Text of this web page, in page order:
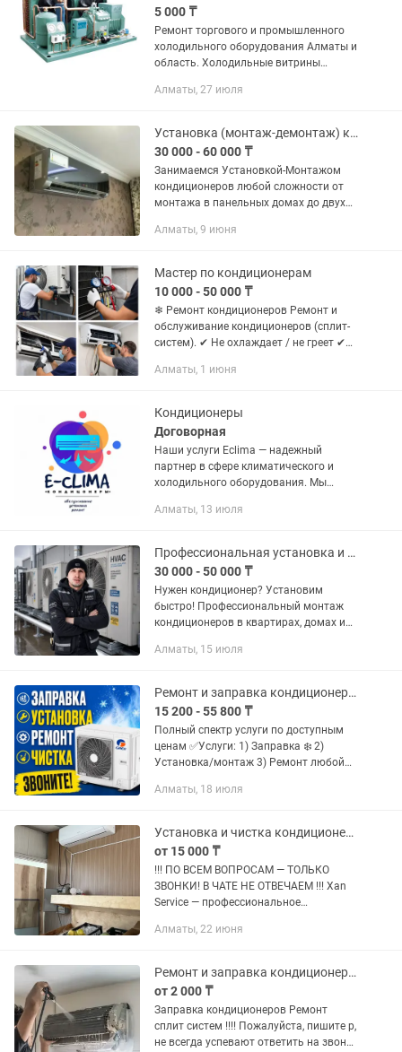
5 000 ₸
Ремонт торгового и промышленного
холодильного оборудования Алматы и
область. Холодильные витрины
пристенные, островные).
среднетемпературные...
Алматы, 27 июля
Установка (монтаж-демонтаж) кондиционера , мойка чистка заправка
30 000 - 60 000 ₸
Занимаемся Установкой-Монтажом
кондиционеров любой сложности от
монтажа в панельных домах до двух
системы . Алмазное бурение без
Алматы, 9 июня
Мастер по кондиционерам
10 000 - 50 000 ₸
❄ Ремонт кондиционеров Ремонт и
обслуживание кондиционеров (сплит-
систем). ✔ Не охлаждает / не греет ✔
профилактика ✔ Устранение шума и
Алматы, 1 июня
Кондиционеры
Договорная
Наши услуги Eclima — надежный
партнер в сфере климатического и
холодильного оборудования. Мы
продажу, профессиональный монтаж,
Алматы, 13 июля
Профессиональная установка и продажа кондиционеров в Алматы
30 000 - 50 000 ₸
Нужен кондиционер? Установим
быстро! Профессиональный монтаж
кондиционеров в квартирах, домах и
Демонтаж Чистка Диагностика Ремонт
Алматы, 15 июля
Ремонт и заправка кондиционеров
15 200 - 55 800 ₸
Полный спектр услуги по доступным
ценам ✅Услуги: 1) Заправка ❄️ 2)
Установка/монтаж 3) Ремонт любой
Диагностика 6) Устранение утечек
Алматы, 18 июля
Установка и чистка кондиционеров. Заправка фреоном. Алматы и Каскелен
от 15 000 ₸
!!! ПО ВСЕМ ВОПРОСАМ — ТОЛЬКО
ЗВОНКИ! В ЧАТЕ НЕ ОТВЕЧАЕМ !!! Xan
Service — профессиональное
Подготовим ваш кондиционер к жаре
+...
Алматы, 22 июня
Ремонт и заправка кондиционера в Алматы
от 2 000 ₸
Заправка кондиционеров Ремонт
сплит систем !!!! Пожалуйста, пишите р,
не всегда успевают ответить на звонок